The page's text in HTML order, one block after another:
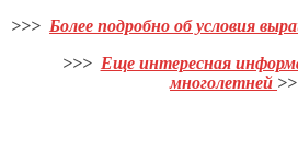
>>> Более подробно об условия
>>> Еще интересная
многолетней